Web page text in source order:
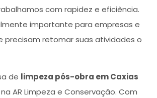
com rapidez e eficiência.
importante para empresas e
precisam retomar suas atividades o
de limpeza pós-obra em Caxias
AR Limpeza e Conservação. Com